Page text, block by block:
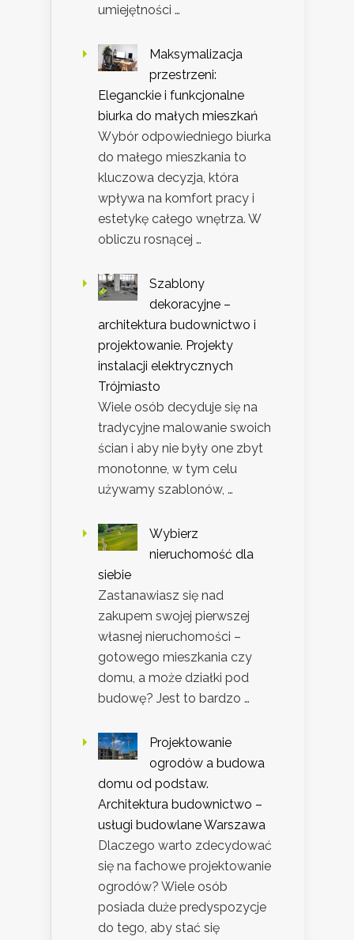
umiejętności …
Maksymalizacja
przestrzeni:
Eleganckie i funkcjonalne
biurka do małych mieszkań
Wybór odpowiedniego biurka
do małego mieszkania to
kluczowa decyzja, która
wpływa na komfort pracy i
estetykę całego wnętrza. W
obliczu rosnącej …
Szablony
dekoracyjne –
architektura budownictwo i
projektowanie. Projekty
instalacji elektrycznych
Trójmiasto
Wiele osób decyduje się na
tradycyjne malowanie swoich
ścian i aby nie były one zbyt
monotonne, w tym celu
używamy szablonów, …
Wybierz
nieruchomość dla
siebie
Zastanawiasz się nad
zakupem swojej pierwszej
własnej nieruchomości –
gotowego mieszkania czy
domu, a może działki pod
budowę? Jest to bardzo …
Projektowanie
ogrodów a budowa
domu od podstaw.
Architektura budownictwo –
usługi budowlane Warszawa
Dlaczego warto zdecydować
się na fachowe projektowanie
ogrodów? Wiele osób
posiada duże predyspozycje
do tego, aby stać się